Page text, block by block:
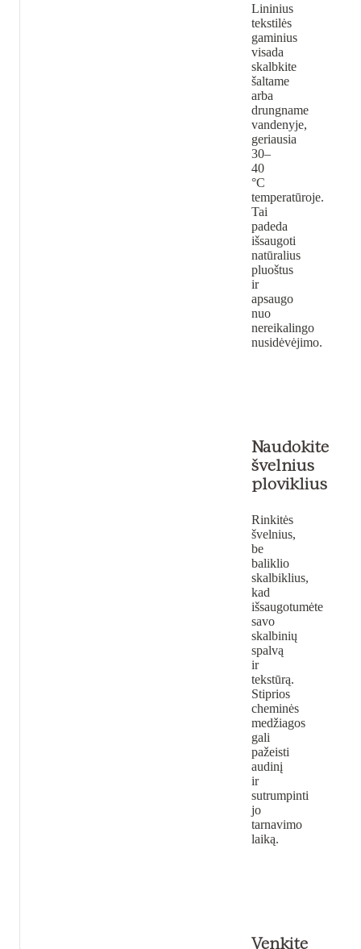
Lininius
tekstilės
gaminius
visada
skalbkite
šaltame
arba
drungname
vandenyje,
geriausia
30–
40
°C
temperatūroje.
Tai
padeda
išsaugoti
natūralius
pluoštus
ir
apsaugo
nuo
nereikalingo
nusidėvėjimo.
Naudokite
švelnius
ploviklius
Rinkitės
švelnius,
be
baliklio
skalbiklius,
kad
išsaugotumėte
savo
skalbinių
spalvą
ir
tekstūrą.
Stiprios
cheminės
medžiagos
gali
pažeisti
audinį
ir
sutrumpinti
jo
tarnavimo
laiką.
Venkite